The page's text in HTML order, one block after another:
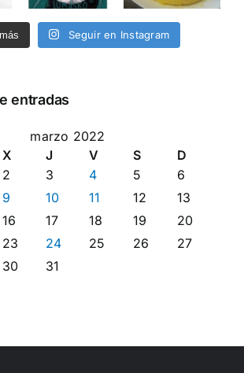
Seguir en Instagram
entradas
marzo 2022
X J V S
D
2 3 4 5
6
9 10 11 12
13
16 17 18 19
20
23 24 25 26
27
30
31